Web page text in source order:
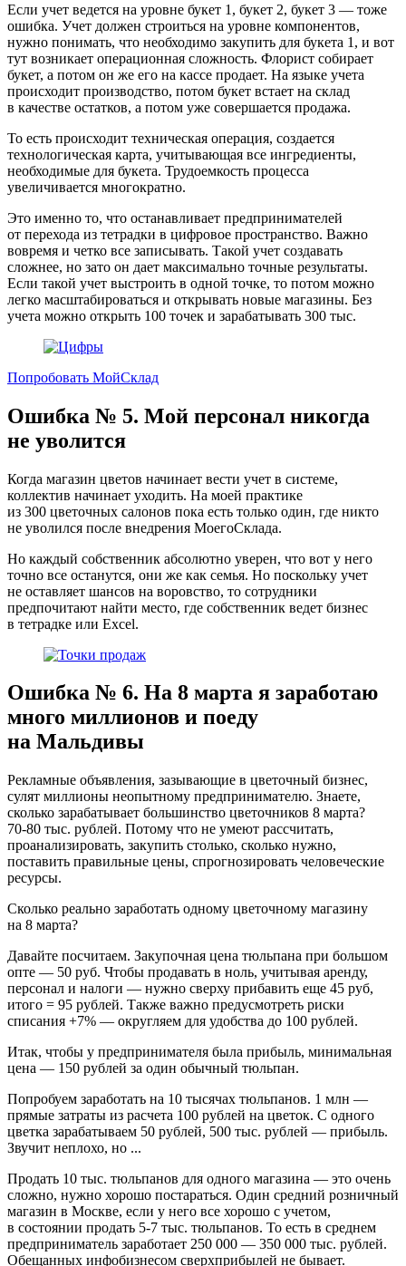
Если учет ведется на уровне букет 1, букет 2, букет 3 — тоже
ошибка. Учет должен строиться на уровне компонентов,
нужно понимать, что необходимо закупить для букета 1, и вот
тут возникает операционная сложность. Флорист собирает
букет, а потом он же его на кассе продает. На языке учета
происходит производство, потом букет встает на склад
в качестве остатков, а потом уже совершается продажа.
То есть происходит техническая операция, создается
технологическая карта, учитывающая все ингредиенты,
необходимые для букета. Трудоемкость процесса
увеличивается многократно.
Это именно то, что останавливает предпринимателей
от перехода из тетрадки в цифровое пространство. Важно
вовремя и четко все записывать. Такой учет создавать
сложнее, но зато он дает максимально точные результаты.
Если такой учет выстроить в одной точке, то потом можно
легко масштабироваться и открывать новые магазины. Без
учета можно открыть 100 точек и зарабатывать 300 тыс.
Попробовать МойСклад
Ошибка № 5. Мой персонал никогда
не уволится
Когда магазин цветов начинает вести учет в системе,
коллектив начинает уходить. На моей практике
из 300 цветочных салонов пока есть только один, где никто
не уволился после внедрения МоегоСклада.
Но каждый собственник абсолютно уверен, что вот у него
точно все останутся, они же как семья. Но поскольку учет
не оставляет шансов на воровство, то сотрудники
предпочитают найти место, где собственник ведет бизнес
в тетрадке или Excel.
Ошибка № 6. На 8 марта я заработаю
много миллионов и поеду
на Мальдивы
Рекламные объявления, зазывающие в цветочный бизнес,
сулят миллионы неопытному предпринимателю. Знаете,
сколько зарабатывает большинство цветочников 8 марта?
70‑80 тыс. рублей. Потому что не умеют рассчитать,
проанализировать, закупить столько, сколько нужно,
поставить правильные цены, спрогнозировать человеческие
ресурсы.
Сколько реально заработать одному цветочному магазину
на 8 марта?
Давайте посчитаем. Закупочная цена тюльпана при большом
опте — 50 руб. Чтобы продавать в ноль, учитывая аренду,
персонал и налоги — нужно сверху прибавить еще 45 руб,
итого = 95 рублей. Также важно предусмотреть риски
списания +7% — округляем для удобства до 100 рублей.
Итак, чтобы у предпринимателя была прибыль, минимальная
цена — 150 рублей за один обычный тюльпан.
Попробуем заработать на 10 тысячах тюльпанов. 1 млн —
прямые затраты из расчета 100 рублей на цветок. С одного
цветка зарабатываем 50 рублей, 500 тыс. рублей — прибыль.
Звучит неплохо, но ...
Продать 10 тыс. тюльпанов для одного магазина — это очень
сложно, нужно хорошо постараться. Один средний розничный
магазин в Москве, если у него все хорошо с учетом,
в состоянии продать 5‑7 тыс. тюльпанов. То есть в среднем
предприниматель заработает 250 000 — 350 000 тыс. рублей.
Обещанных инфобизнесом сверхприбылей не бывает.